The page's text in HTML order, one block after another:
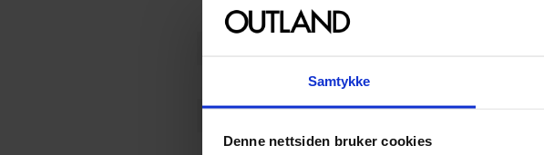
Samtykke
Denne nettsiden bruker cookies
Vekt (Kg) :
Serie
Forfattere